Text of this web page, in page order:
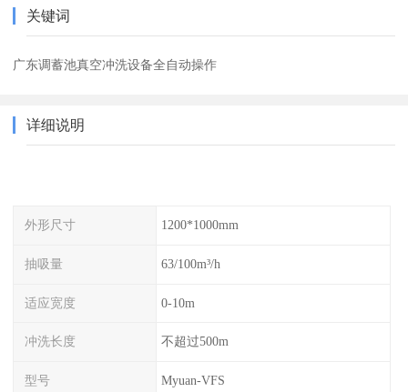
关键词
广东调蓄池真空冲洗设备全自动操作
详细说明
外形尺寸 1200*1000mm
抽吸量 63/100m³/h
适应宽度 0-10m
冲洗长度 不超过500m
型号 Myuan-VFS